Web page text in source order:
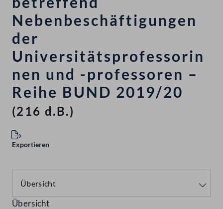
Nebenbeschäftigungen
der
Universitätsprofessorin
nen und -professoren –
Reihe BUND 2019/20
(216 d.B.)
Exportieren
Übersicht